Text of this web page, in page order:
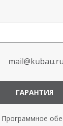
mail@kubau.ru
ГАРАНТИЯ
Программное